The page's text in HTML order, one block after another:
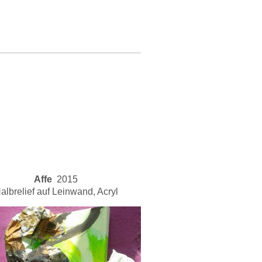
Affe 2015
auf Leinwand, Acryl